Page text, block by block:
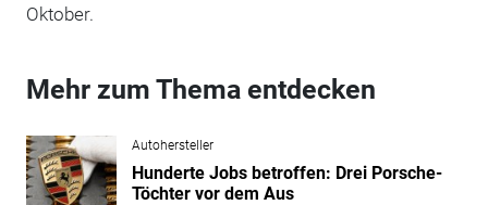
Oktober.
Mehr zum Thema entdecken
Autohersteller
Hunderte Jobs betroffen: Drei Porsche-
Töchter vor dem Aus